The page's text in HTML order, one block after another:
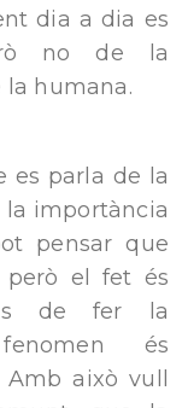
dia a dia es
no de la
humana.
es parla de la
la importància
pensar que
però el fet és
de fer la
és
això vull